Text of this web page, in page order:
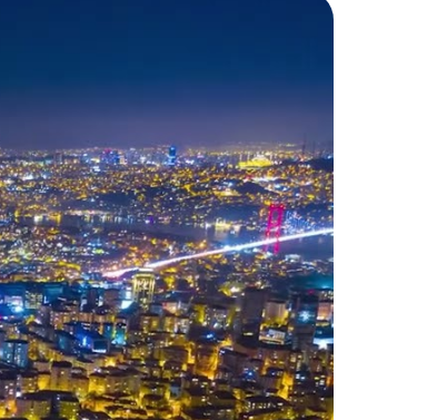
من
منطقة سنجاك تبه ليست فقط
والفنادق والمولات التي